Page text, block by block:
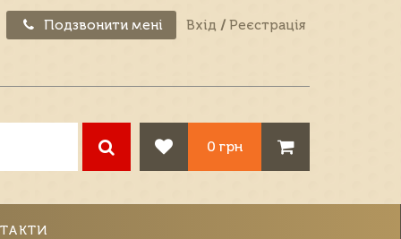
Подзвонити мені Вхід / Реєстрація
0 грн